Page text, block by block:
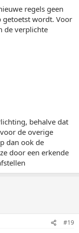
regels geen
getoetst wordt. Voor
de verplichte
behalve dat
de overige
dan ook de
door een erkende
#19